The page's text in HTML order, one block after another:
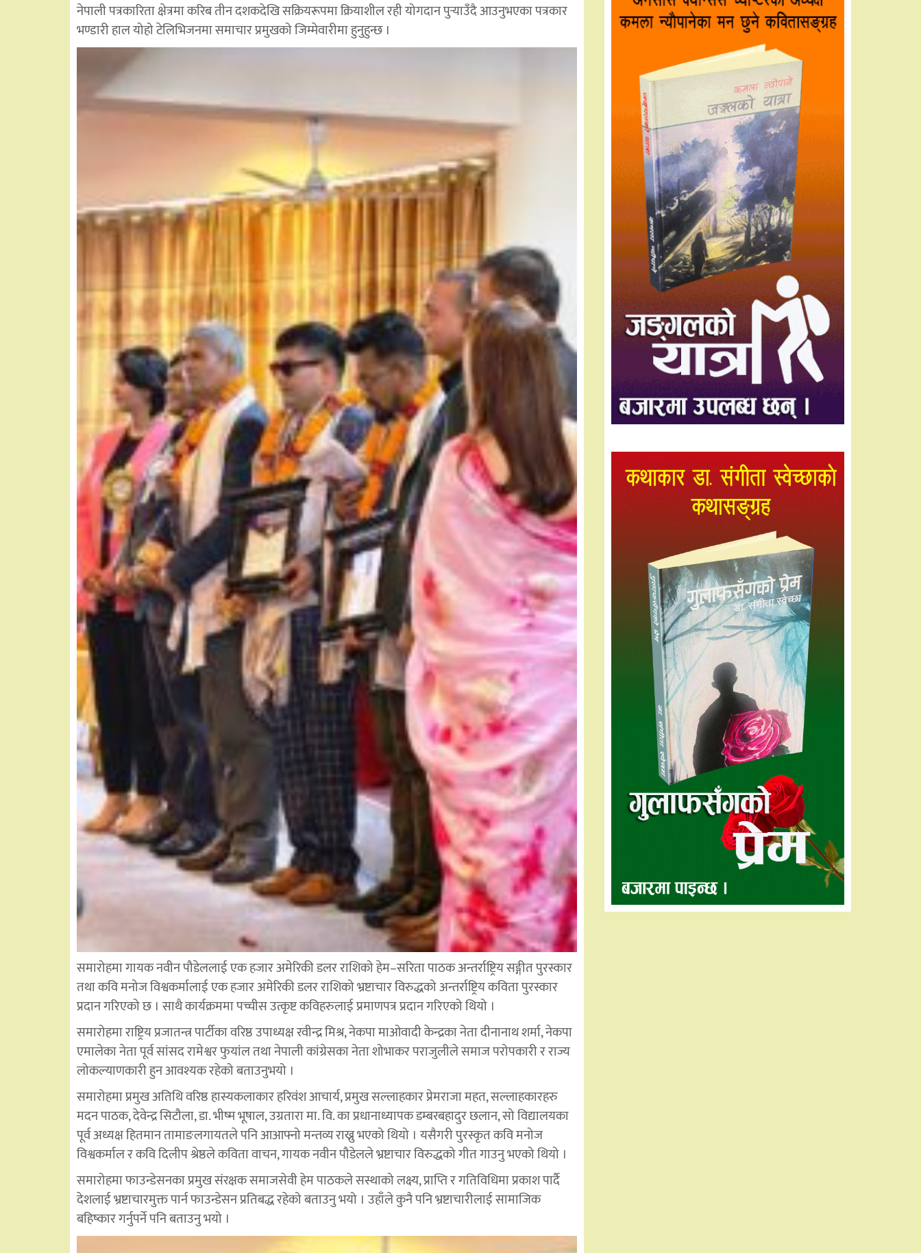
नेपाली पत्रकारिता क्षेत्रमा करिब तीन दशकदेखि सक्रियरूपमा क्रियाशील रही योगदान पुर्‍याउँदै आउनुभएका पत्रकार
भण्डारी हाल योहो टेलिभिजनमा समाचार प्रमुखको जिम्मेवारीमा हुनुहुन्छ ।
समारोहमा गायक नवीन पौडेललाई एक हजार अमेरिकी डलर राशिको हेम–सरिता पाठक अन्तर्राष्ट्रिय सङ्गीत पुरस्कार
तथा कवि मनोज विश्वकर्मालाई एक हजार अमेरिकी डलर राशिको भ्रष्टाचार विरुद्धको अन्तर्राष्ट्रिय कविता पुरस्कार
प्रदान गरिएको छ । साथै कार्यक्रममा पच्चीस उत्कृष्ट कविहरुलाई प्रमाणपत्र प्रदान गरिएको थियो ।
समारोहमा राष्ट्रिय प्रजातन्त्र पार्टीका वरिष्ठ उपाध्यक्ष रवीन्द्र मिश्र, नेकपा माओवादी केन्द्रका नेता दीनानाथ शर्मा, नेकपा
एमालेका नेता पूर्व सांसद रामेश्वर फुयांल तथा नेपाली कांग्रेसका नेता शोभाकर पराजुलीले समाज परोपकारी र राज्य
लोकल्याणकारी हुन आवश्यक रहेको बताउनुभयो ।
समारोहमा प्रमुख अतिथि वरिष्ठ हास्यकलाकार हरिवंश आचार्य, प्रमुख सल्लाहकार प्रेमराजा महत, सल्लाहकारहरु
मदन पाठक, देवेन्द्र सिटौला, डा. भीष्म भूषाल, उग्रतारा मा. वि. का प्रधानाध्यापक डम्बरबहादुर छलान, सो विद्यालयका
पूर्व अध्यक्ष हितमान तामाङलगायतले पनि आआफ्नो मन्तव्य राख्नु भएको थियो । यसैगरी पुरस्कृत कवि मनोज
विश्वकर्माल र कवि दिलीप श्रेष्ठले कविता वाचन, गायक नवीन पौडेलले भ्रष्टाचार विरुद्धको गीत गाउनु भएको थियो ।
समारोहमा फाउन्डेसनका प्रमुख संरक्षक समाजसेवी हेम पाठकले सस्थाको लक्ष्य, प्राप्ति र गतिविधिमा प्रकाश पार्दै
देशलाई भ्रष्टाचारमुक्त पार्न फाउन्डेसन प्रतिबद्ध रहेको बताउनु भयो । उहाँले कुनै पनि भ्रष्टाचारीलाई सामाजिक
बहिष्कार गर्नुपर्ने पनि बताउनु भयो ।